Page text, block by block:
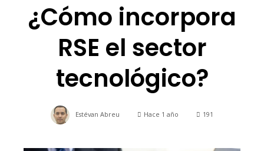
¿Cómo incorpora
RSE el sector
tecnológico?
Estévan Abreu Hace 1 año 191